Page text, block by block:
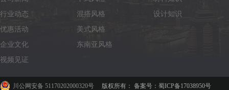
行业动态
优惠活动
企业文化
视频见证
混搭风格
美式风格
东南亚风格
设计知识
川公网安备 51170202000320号 版权所有： 备案号：蜀ICP备17038950号